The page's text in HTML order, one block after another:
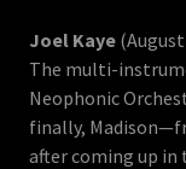
Joel Kaye
The multi-
Neophonic
finally,
after coming up in